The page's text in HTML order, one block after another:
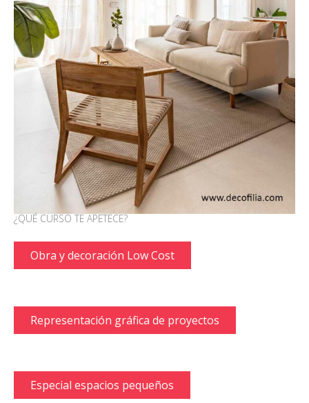
¿QUÉ CURSO TE APETECE?
Obra y decoración Low Cost
Representación gráfica de proyectos
Especial espacios pequeños